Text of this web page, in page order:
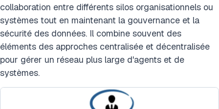
collaboration entre différents silos organisationnels ou
systèmes tout en maintenant la gouvernance et la
sécurité des données. Il combine souvent des
éléments des approches centralisée et décentralisée
pour gérer un réseau plus large d'agents et de
systèmes.